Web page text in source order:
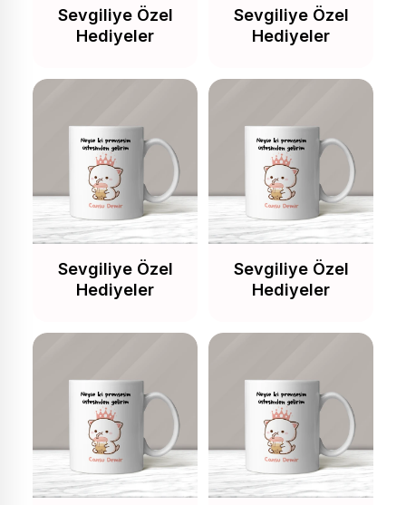
Sevgiliye Özel
Hediyeler
Sevgiliye Özel
Hediyeler
Sevgiliye Özel
Hediyeler
Sevgiliye Özel
Hediyeler